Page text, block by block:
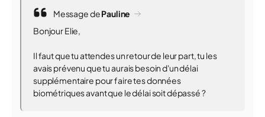
Message dePauline
Bonjour Elie,
Il faut que tu attendes un retour de leur part, tu les
avais prévenu que tu aurais besoin d'un délai
supplémentaire pour faire tes données
biométriques avant que le délai soit dépassé ?